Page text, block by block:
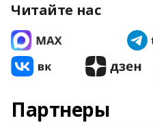
Читайте нас
Партнеры